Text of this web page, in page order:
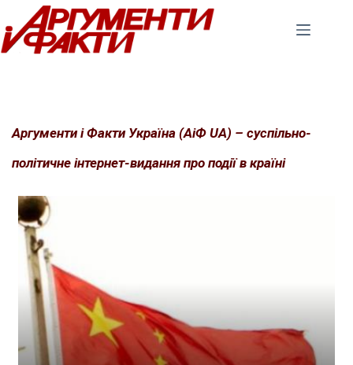
Перейти
до
вмісту
Аргументи і Факти Україна (АіФ UA) – суспільно-
політичне інтернет-видання про події в країні